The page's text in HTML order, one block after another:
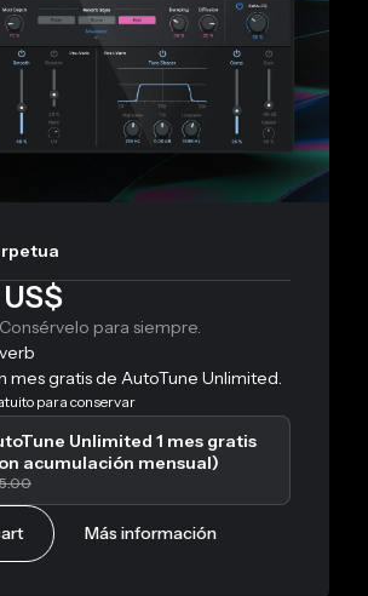
para siempre.
mes gratis de AutoTune Unlimited.
para conservar
Unlimited 1 mes gratis
acumulación mensual)
Más información